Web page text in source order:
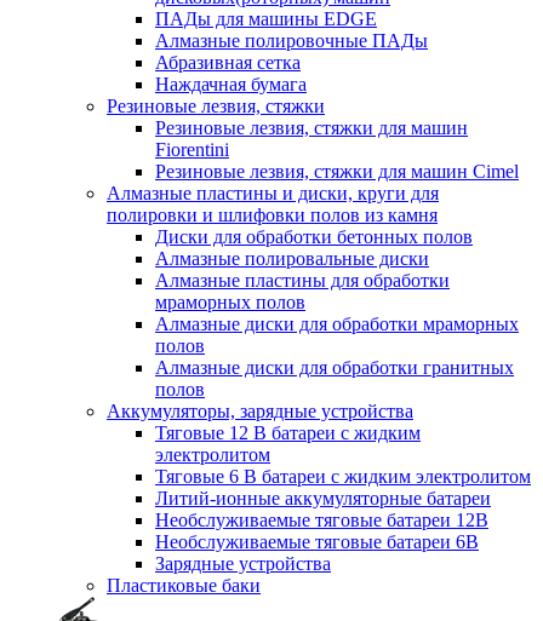
ПАДы для машины EDGE
Алмазные полировочные ПАДы
Абразивная сетка
Наждачная бумага
Резиновые лезвия, стяжки
Резиновые лезвия, стяжки для машин
Fiorentini
Резиновые лезвия, стяжки для машин Cimel
Алмазные пластины и диски, круги для
полировки и шлифовки полов из камня
Диски для обработки бетонных полов
Алмазные полировальные диски
Алмазные пластины для обработки
мраморных полов
Алмазные диски для обработки мраморных
полов
Алмазные диски для обработки гранитных
полов
Аккумуляторы, зарядные устройства
Тяговые 12 В батареи с жидким
электролитом
Тяговые 6 В батареи с жидким электролитом
Литий-ионные аккумуляторные батареи
Необслуживаемые тяговые батареи 12В
Необслуживаемые тяговые батареи 6В
Зарядные устройства
Пластиковые баки